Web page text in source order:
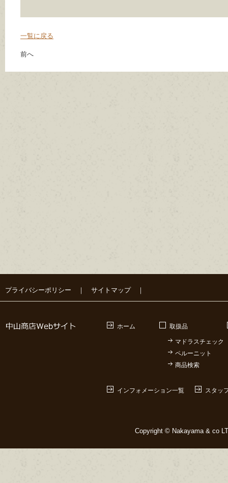
一覧に戻る
前へ
プライバシーポリシー ｜ サイトマップ｜
ホーム 取扱品
マドラスチェック
ペルーニット
商品検索
インフォメーション一覧 スタッ
Copyright © Nakayama & co